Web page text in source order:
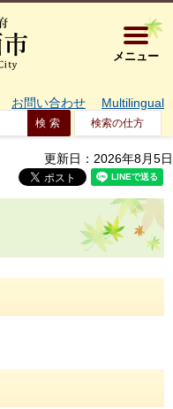
大阪府箕
メニュー
お問い合わせ Multilingual
検索の仕方
更新日：2026年8月5日